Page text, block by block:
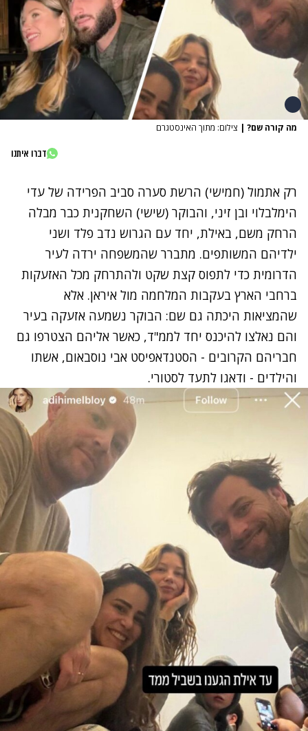
מה קורה שם? | צילום: מתוך האינסטגרם
דברו איתנו
רק אתמול (חמישי) הרשת סערה סביב הפרידה של עדי
הימלבלוי ובן זיני, והבוקר (שישי) השחקנית כבר מבלה
הרחק משם, באילת, יחד עם הגרוש נדב פלד ושני
ילדיהם המשותפים. מתברר שהמשפחה ירדה לעיר
הדרומית כדי לתפוס קצת שקט ולהתרחק מכל האזעקות
ברחבי הארץ בעקבות המלחמה מול איראן. אלא
שהמציאות היכתה גם שם: הבוקר נשמעה אזעקה בעיר
והם נאלצו להיכנס יחד לממ"ד, כאשר אליהם הצטרפו גם
חבריהם הקרובים - הסטנדאפיסט אבי נוסבאום, אשתו
והילדים - ודאגו לתעד לסטורי.